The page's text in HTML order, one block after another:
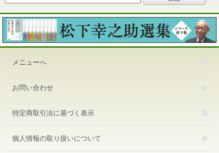
メニューへ
お問い合わせ
特定商取引法に基づく表示
個人情報の取り扱いについて